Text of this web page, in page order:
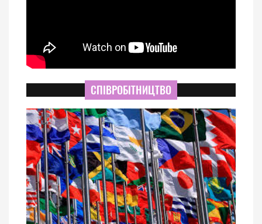
СПІВРОБІТНИЦТВО